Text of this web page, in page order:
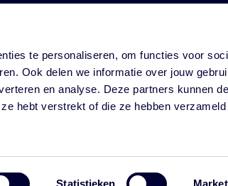
te personaliseren, om functies voor
Ook delen we informatie over jouw
en analyse. Deze partners kunnen
hebt verstrekt of die ze hebben
Statistieken